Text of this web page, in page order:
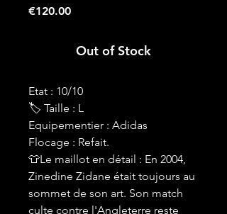
€120.00Price
Out of Stock
Etat : 10/10
🏷 Taille : L
Equipementier : Adidas
Flocage : Refait.
👕Le maillot en détail : En 2004,
Zinedine Zidane était toujours au
sommet de son art. Son match
culte contre l'Angleterre reste